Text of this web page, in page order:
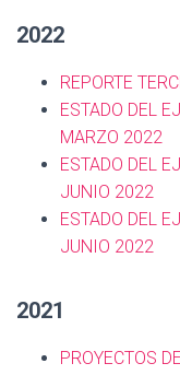
2022
REPORTE
ESTADO DEL
MARZO 2022
ESTADO DEL
JUNIO 2022
ESTADO DEL
JUNIO 2022
2021
PROYECTOS